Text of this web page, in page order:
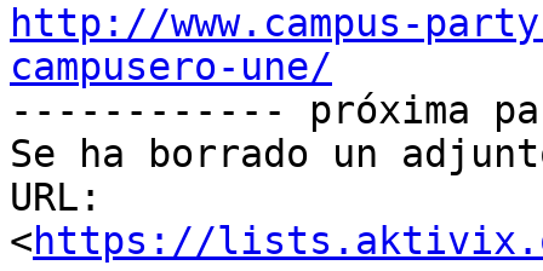
http://www.campus-
campusero-une/
------------ próxima
Se ha borrado un
URL:
<https://